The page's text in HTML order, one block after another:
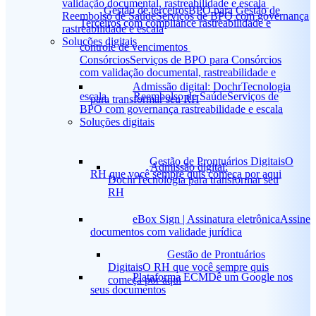
Gestão de terceirosBPO para Gestão de
Terceiros com compliance rastreabilidade e
controle de vencimentos
ConsórciosServiços de BPO para Consórcios
com validação documental, rastreabilidade e
escala
Reembolso de SaúdeServiços de
BPO com governança rastreabilidade e escala
Soluções digitais
Admissão digital:
DochrTecnologia para transformar seu
RH
Gestão de Prontuários
DigitaisO RH que você sempre quis
começa por aqui
validação documental, rastreabilidade e escala
Reembolso de SaúdeServiços de BPO com governança
rastreabilidade e escala
Soluções digitais
Admissão digital: DochrTecnologia
para transformar seu RH
Gestão de Prontuários DigitaisO
RH que você sempre quis começa por aqui
eBox Sign | Assinatura eletrônicaAssine
documentos com validade jurídica
Plataforma ECMDê um Google nos
seus documentos